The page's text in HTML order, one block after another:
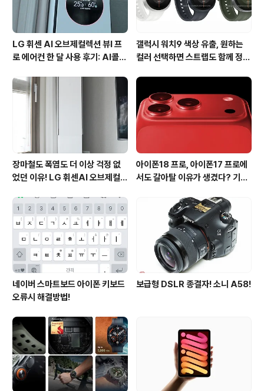
LG 휘센 AI 오브제컬렉션 뷰I 프
로 에어컨 한 달 사용 후기: AI콜드
갤럭시 워치9 색상 유출, 원하는
컬러 선택하면 스트랩도 함께 정해
장마철도 폭염도 더 이상 걱정 없
었던 이유! LG 휘센AI 오브제컬렉
사용 후기
아이폰18 프로, 아이폰17 프로에
서도 갈아탈 이유가 생겼다? 기대
네이버 스마트보드 아이폰 키보드
오류시 해결방법!
보급형 DSLR 종결자! 소니 A58!